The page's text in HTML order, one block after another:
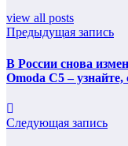
view all posts
Предыдущая запись
В России снова
Omoda C5 – узнайте,
Следующая запись